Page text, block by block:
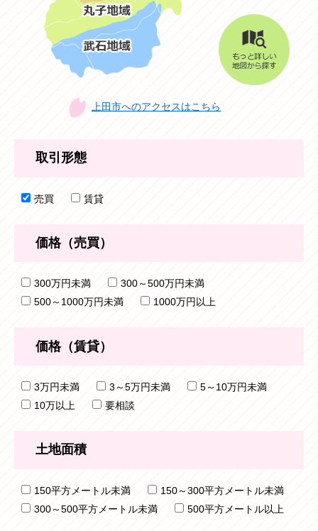
上田市へのアクセスはこちら
取引形態
売買 賃貸
価格（売買）
300万円未満
300～500万円未満
500～1000万円未満
1000万円以上
価格（賃貸）
3万円未満 3～5万円未満
5～10万円未満
10万以上
要相談
土地面積
150平方メートル未満
150～300平方メートル未満
300～500平方メートル未満
500平方メートル以上